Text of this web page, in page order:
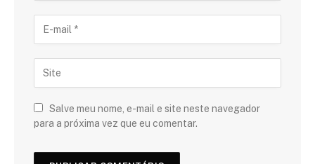
Salve meu nome, e-mail e site neste navegador
para a próxima vez que eu comentar.